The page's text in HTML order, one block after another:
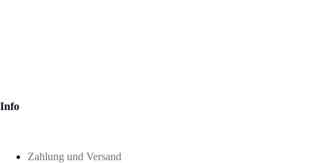
Info
Zahlung und Versand